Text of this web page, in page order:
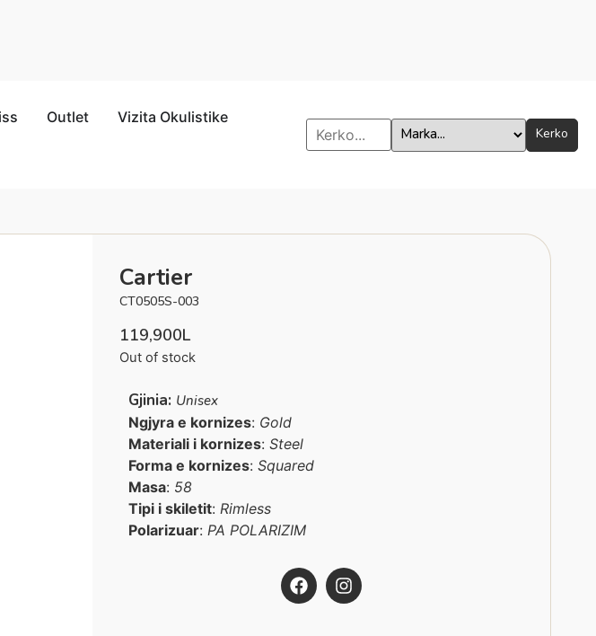
Outlet
Vizita Okulistike
Kerko
Cartier
CT0505S-003
119,900L
Out of stock
Gjinia: Unisex
Ngjyra e kornizes: Gold
Materiali i kornizes:Steel
Forma e kornizes:Squared
Masa: 58
Tipi i skiletit:Rimless
Polarizuar:PA POLARIZIM